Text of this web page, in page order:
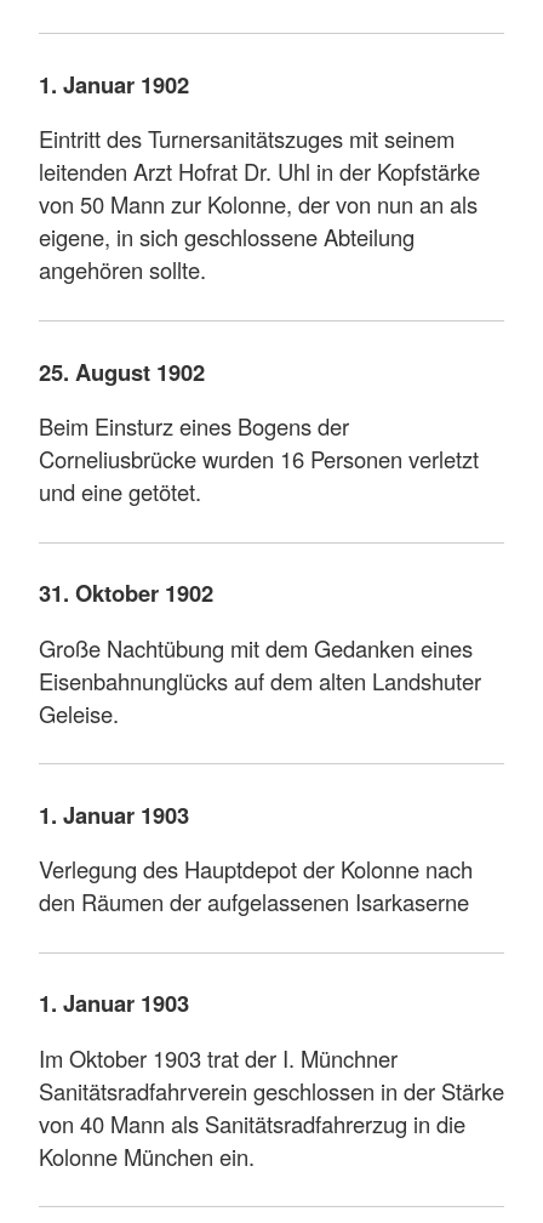
1. Januar 1902
Eintritt des Turnersanitätszuges mit seinem
leitenden Arzt Hofrat Dr. Uhl in der Kopfstärke
von 50 Mann zur Kolonne, der von nun an als
eigene, in sich geschlossene Abteilung
angehören sollte.
25. August 1902
Beim Einsturz eines Bogens der
Corneliusbrücke wurden 16 Personen verletzt
und eine getötet.
31. Oktober 1902
Große Nachtübung mit dem Gedanken eines
Eisenbahnunglücks auf dem alten Landshuter
Geleise.
1. Januar 1903
Verlegung des Hauptdepot der Kolonne nach
den Räumen der aufgelassenen Isarkaserne
1. Januar 1903
Im Oktober 1903 trat der I. Münchner
Sanitätsradfahrverein geschlossen in der Stärke
von 40 Mann als Sanitätsradfahrerzug in die
Kolonne München ein.